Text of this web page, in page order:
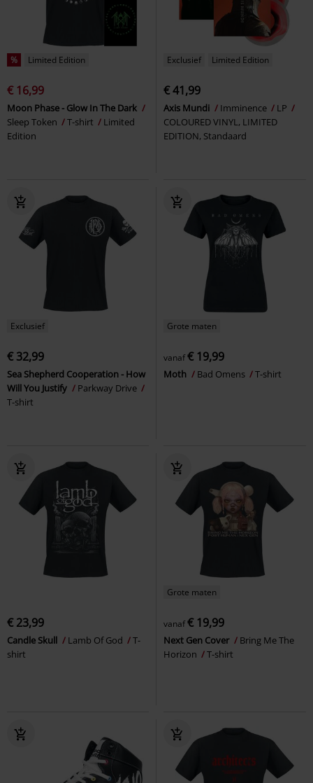
% Limited Edition
€ 16,99
Moon Phase - Glow In The Dark
Sleep Token
T-shirt
Limited
Edition
Exclusief Limited Edition
€ 41,99
Axis Mundi Imminence
LP
COLOURED VINYL, LIMITED
EDITION, Standaard
Exclusief
€ 32,99
Sea Shepherd Cooperation - How
Will You Justify
Parkway Drive
T-shirt
Grote maten
vanaf€ 19,99
Moth Bad Omens T-shirt
€ 23,99
Candle Skull Lamb Of God
T-
shirt
Grote maten
vanaf€ 19,99
Next Gen Cover
Bring Me The
Horizon
T-shirt